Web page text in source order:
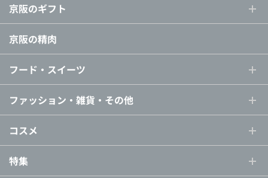
京阪のギフト
京阪の精肉
フード・スイーツ
ファッション・雑貨・その他
コスメ
特集